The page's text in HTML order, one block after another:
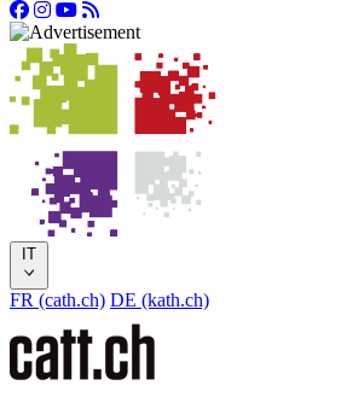
IT
FR (cath.ch) DE (kath.ch)